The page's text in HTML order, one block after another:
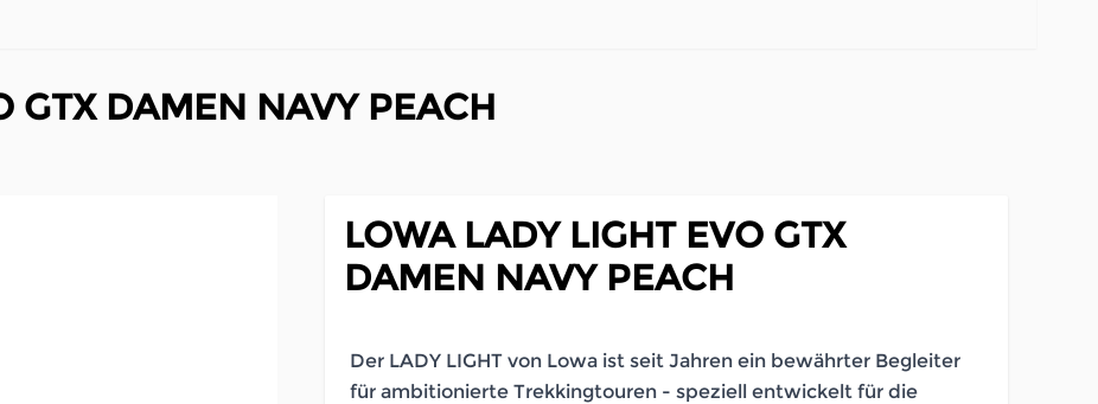
GTX DAMEN NAVY PEACH
LOWA LADY LIGHT EVO GTX
DAMEN NAVY PEACH
Der LADY LIGHT von Lowa ist seit Jahren ein bewährter Begleiter
für ambitionierte Trekkingtouren - speziell entwickelt für die